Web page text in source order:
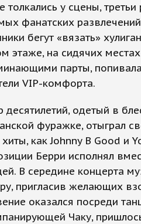
толкались у сцены,
фанатских
бегут «вязать»
этаже, на сидячих
парты,
VIP-комфорта.
десятилетий, одетый в
фуражке, отыграл
хиты, как Johnny B Good и
Берри исполнял
В середине концерта
пригласив желающих
оказался посреди
Чаку,